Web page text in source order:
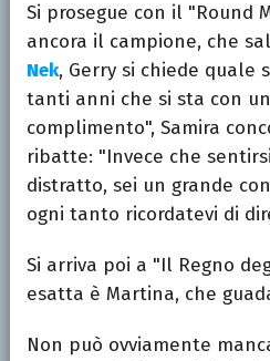
Si prosegue con il "Round
ancora il campione, che
Nek, Gerry si chiede quale
tanti anni che si sta con
complimento", Samira
ribatte: "Invece che
distratto, sei un grande
ogni tanto ricordatevi di
Si arriva poi a "Il Regno
esatta è Martina, che
Non può ovviamente